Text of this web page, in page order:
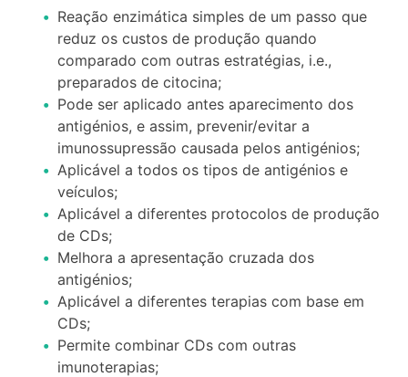
Reação enzimática simples de um passo que
reduz os custos de produção quando
comparado com outras estratégias, i.e.,
preparados de citocina;
Pode ser aplicado antes aparecimento dos
antigénios, e assim, prevenir/evitar a
imunossupressão causada pelos antigénios;
Aplicável a todos os tipos de antigénios e
veículos;
Aplicável a diferentes protocolos de produção
de CDs;
Melhora a apresentação cruzada dos
antigénios;
Aplicável a diferentes terapias com base em
CDs;
Permite combinar CDs com outras
imunoterapias;